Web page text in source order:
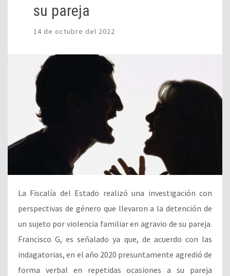
su pareja
14 de octubre del 2022
La Fiscalía del Estado realizó una investigación con
perspectivas de género que llevaron a la detención de
un sujeto por violencia familiar en agravio de su pareja.
Francisco G, es señalado ya que, de acuerdo con las
indagatorias, en el año 2020 presuntamente agredió de
forma verbal en repetidas ocasiones a su pareja